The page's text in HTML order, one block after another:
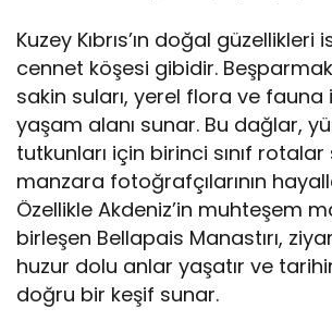
Kuzey Kıbrıs’ın doğal
cennet köşesi gibidir. Beşparmak
sakin suları, yerel flora ve fauna
yaşam alanı sunar. Bu dağlar,
tutkunları için birinci sınıf
manzara fotoğrafçılarının
Özellikle Akdeniz’in muhteşem
birleşen Bellapais Manastırı,
huzur dolu anlar yaşatır ve
doğru bir keşif sunar.